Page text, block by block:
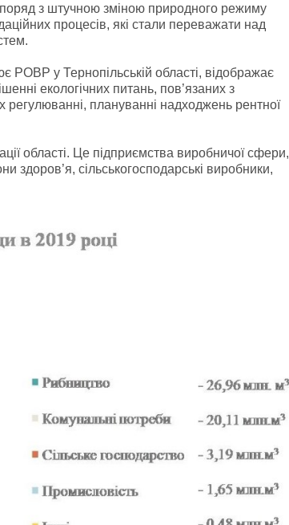
поряд з штучною зміною природного режиму
процесів, які стали переважати над
РОВР у Тернопільській області, відображає
екологічних питань, пов’язаних з
регулюванні, плануванні надходжень рентної
області. Це підприємства виробничої сфери,
здоров’я, сільськогосподарські виробники,